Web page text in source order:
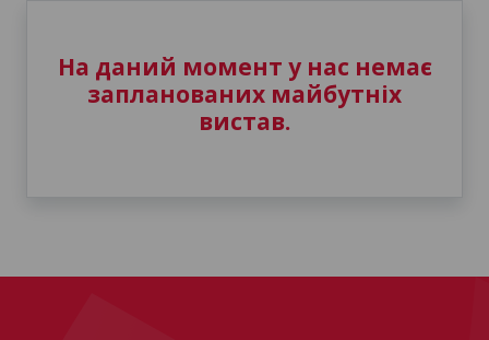
На даний момент у нас немає
запланованих майбутніх
вистав.